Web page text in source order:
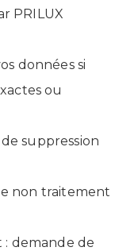
PRILUX
données si
ou
suppression
non traitement
demande de